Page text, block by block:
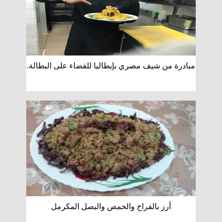
مبادرة من شيف مصري بإيطاليا للقضاء على البطالة.
أرز بالفراخ والحمص والبصل المكرمل